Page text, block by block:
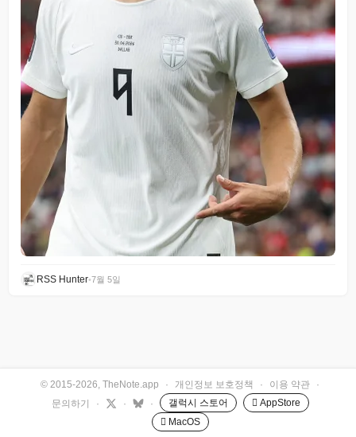
RSS Hunter•7월 5일
© 2015-2026, TheNote.app · 개인정보 보호정책 · 이용 약관
·
문의하기
· · · 갤럭시 스토어
 AppStore
 MacOS